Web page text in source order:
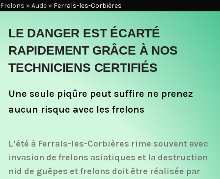
Frelons » Aude » Ferrals-les-Corbières
LE DANGER EST ÉCARTÉ
RAPIDEMENT GRÂCE À NOS
TECHNICIENS CERTIFIÉS
Une seule piqûre peut suffire ne prenez
aucun risque avec les frelons
L’été à Ferrals-les-Corbières rime souvent avec
invasion de frelons asiatiques et la destruction
nid de guêpes et frelons doit être réalisée par